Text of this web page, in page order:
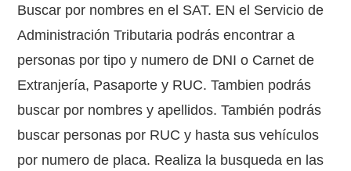
Buscar por nombres en el SAT. EN el Servicio de
Administración Tributaria podrás encontrar a
personas por tipo y numero de DNI o Carnet de
Extranjería, Pasaporte y RUC. Tambien podrás
buscar por nombres y apellidos. También podrás
buscar personas por RUC y hasta sus vehículos
por numero de placa. Realiza la busqueda en las